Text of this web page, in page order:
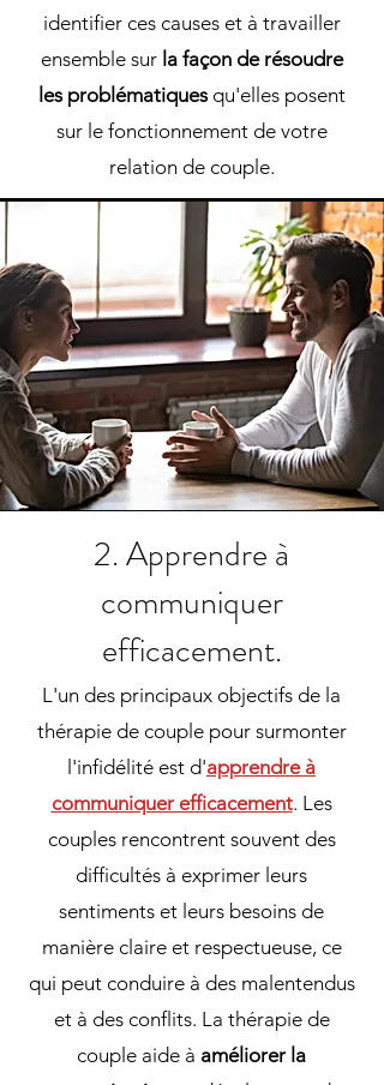
identifier ces causes et à travailler
ensemble sur la façon de résoudre
les problématiquesqu'elles posent
sur le fonctionnement de votre
relation de couple.
2. Apprendre à
communiquer
efficacement.
L'un des principaux objectifs de la
thérapie de couple pour surmonter
l'infidélité est d'apprendre à
communiquer efficacement. Les
couples rencontrent souvent des
difficultés à exprimer leurs
sentiments et leurs besoins de
manière claire et respectueuse, ce
qui peut conduire à des malentendus
et à des conflits. La thérapie de
couple aide à améliorer la